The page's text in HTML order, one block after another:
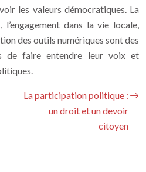
les valeurs démocratiques. La
dans la vie locale,
des outils numériques sont des
de faire entendre leur voix et
La participation politique :
un droit et un devoir
citoyen